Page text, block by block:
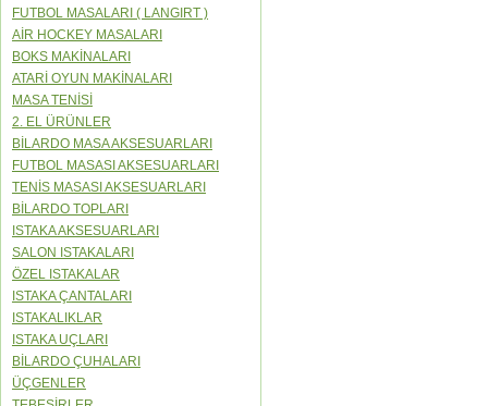
FUTBOL MASALARI ( LANGIRT )
AİR HOCKEY MASALARI
BOKS MAKİNALARI
ATARİ OYUN MAKİNALARI
MASA TENİSİ
2. EL ÜRÜNLER
BİLARDO MASA AKSESUARLARI
FUTBOL MASASI AKSESUARLARI
TENİS MASASI AKSESUARLARI
BİLARDO TOPLARI
ISTAKA AKSESUARLARI
SALON ISTAKALARI
ÖZEL ISTAKALAR
ISTAKA ÇANTALARI
ISTAKALIKLAR
ISTAKA UÇLARI
BİLARDO ÇUHALARI
ÜÇGENLER